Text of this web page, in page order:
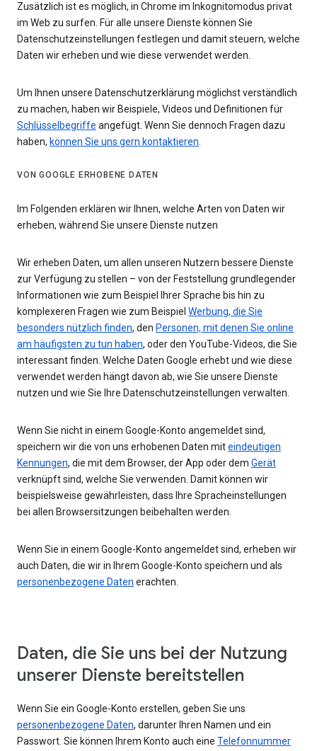
Zusätzlich ist es möglich, in Chrome im Inkognitomodus privat
im Web zu surfen. Für alle unsere Dienste können Sie
Datenschutzeinstellungen festlegen und damit steuern, welche
Daten wir erheben und wie diese verwendet werden.
Um Ihnen unsere Datenschutzerklärung möglichst verständlich
zu machen, haben wir Beispiele, Videos und Definitionen für
Schlüsselbegriffe angefügt. Wenn Sie dennoch Fragen dazu
haben, können Sie uns gern kontaktieren.
VON GOOGLE ERHOBENE DATEN
Im Folgenden erklären wir Ihnen, welche Arten von Daten wir
erheben, während Sie unsere Dienste nutzen
Wir erheben Daten, um allen unseren Nutzern bessere Dienste
zur Verfügung zu stellen – von der Feststellung grundlegender
Informationen wie zum Beispiel Ihrer Sprache bis hin zu
komplexeren Fragen wie zum Beispiel Werbung, die Sie
besonders nützlich finden, den Personen, mit denen Sie online
am häufigsten zu tun haben, oder den YouTube-Videos, die Sie
interessant finden. Welche Daten Google erhebt und wie diese
verwendet werden hängt davon ab, wie Sie unsere Dienste
nutzen und wie Sie Ihre Datenschutzeinstellungen verwalten.
Wenn Sie nicht in einem Google-Konto angemeldet sind,
speichern wir die von uns erhobenen Daten miteindeutigen
Kennungen, die mit dem Browser, der App oder dem Gerät
verknüpft sind, welche Sie verwenden. Damit können wir
beispielsweise gewährleisten, dass Ihre Spracheinstellungen
bei allen Browsersitzungen beibehalten werden.
Wenn Sie in einem Google-Konto angemeldet sind, erheben wir
auch Daten, die wir in Ihrem Google-Konto speichern und als
personenbezogene Daten erachten.
Daten, die Sie uns bei der Nutzung
unserer Dienste bereitstellen
Wenn Sie ein Google-Konto erstellen, geben Sie uns
personenbezogene Daten, darunter Ihren Namen und ein
Passwort. Sie können Ihrem Konto auch eine Telefonnummer